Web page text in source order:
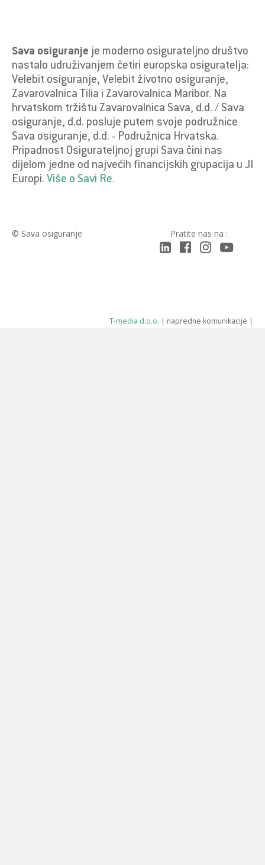
Sava osiguranje je moderno osigurateljno društvo
nastalo udruživanjem četiri europska osiguratelja:
Velebit osiguranje, Velebit životno osiguranje,
Zavarovalnica Tilia i Zavarovalnica Maribor. Na
hrvatskom tržištu Zavarovalnica Sava, d.d. / Sava
osiguranje, d.d. posluje putem svoje podružnice
Sava osiguranje, d.d. - Podružnica Hrvatska.
Pripadnost Osigurateljnoj grupi Sava čini nas
dijelom jedne od najvećih financijskih grupacija u JI
Europi. Više o Savi Re.
© Sava osiguranje Pratite nas na :
LinkedInFacebookInstagram
T-media d.o.o. | napredne komunikacije |